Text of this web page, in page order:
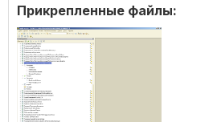
Прикрепленные файлы: